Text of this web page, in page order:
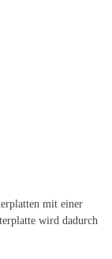
mit einer
wird dadurch